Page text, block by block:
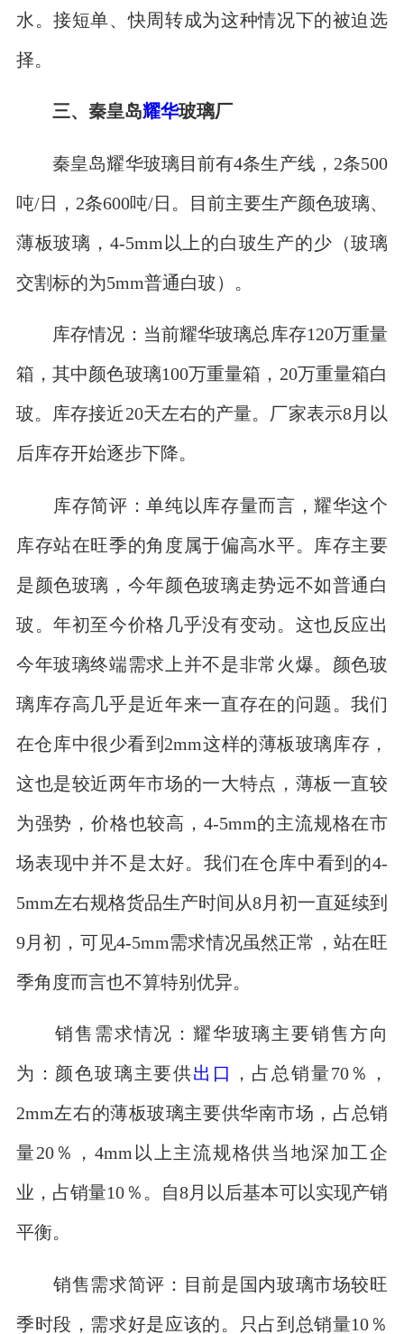
水。接短单、快周转成为这种情况下的被迫选
择。
三、秦皇岛耀华玻璃厂
秦皇岛耀华玻璃目前有4条生产线，2条500
吨/日，2条600吨/日。目前主要生产颜色玻璃、
薄板玻璃，4-5mm以上的白玻生产的少（玻璃
交割标的为5mm普通白玻）。
库存情况：当前耀华玻璃总库存120万重量
箱，其中颜色玻璃100万重量箱，20万重量箱白
玻。库存接近20天左右的产量。厂家表示8月以
后库存开始逐步下降。
库存简评：单纯以库存量而言，耀华这个
库存站在旺季的角度属于偏高水平。库存主要
是颜色玻璃，今年颜色玻璃走势远不如普通白
玻。年初至今价格几乎没有变动。这也反应出
今年玻璃终端需求上并不是非常火爆。颜色玻
璃库存高几乎是近年来一直存在的问题。我们
在仓库中很少看到2mm这样的薄板玻璃库存，
这也是较近两年市场的一大特点，薄板一直较
为强势，价格也较高，4-5mm的主流规格在市
场表现中并不是太好。我们在仓库中看到的4-
5mm左右规格货品生产时间从8月初一直延续到
9月初，可见4-5mm需求情况虽然正常，站在旺
季角度而言也不算特别优异。
销售需求情况：耀华玻璃主要销售方向
为：颜色玻璃主要供出口 ，占总销量70％，
2mm左右的薄板玻璃主要供华南市场，占总销
量20％，4mm以上主流规格供当地深加工企
业，占销量10％。自8月以后基本可以实现产销
平衡。
销售需求简评：目前是国内玻璃市场较旺
季时段，需求好是应该的。只占到总销量10％